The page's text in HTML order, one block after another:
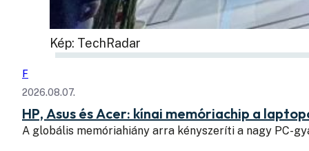
Kép: TechRadar
F
2026.08.07.
HP, Asus és Acer: kínai memóriachip a
A globális memóriahiány arra kényszeríti a nagy PC-